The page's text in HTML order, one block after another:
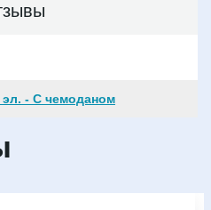
- С чемоданом